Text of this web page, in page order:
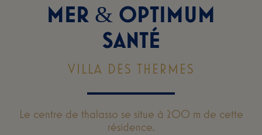
MER & OPTIMUM
SANTÉ
VILLA DES THERMES
Le centre de thalasso se situe à 200 m de cette
résidence.